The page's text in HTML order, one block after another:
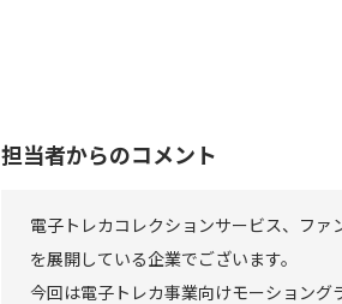
担当者からのコメント
電子トレカコレクションサービス、ファ
を展開している企業でございます。
今回は電子トレカ事業向けモーショング